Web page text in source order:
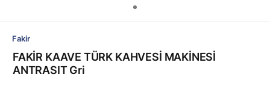
Fakir
FAKİR KAAVE TÜRK KAHVESİ MAKİNESİ
ANTRASIT Gri